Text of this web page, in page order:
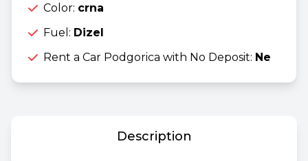
Color: crna
Fuel: Dizel
Rent a Car Podgorica with No Deposit: Ne
Description